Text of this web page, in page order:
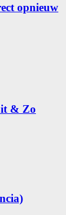
opnieuw
& Zo